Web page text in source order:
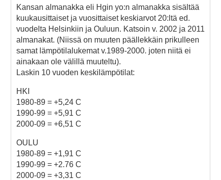
Kansan almanakka eli Hgin yo:n almanakka sisältää
kuukausittaiset ja vuosittaiset keskiarvot 20:ltä ed.
vuodelta Helsinkiin ja Ouluun. Katsoin v. 2002 ja 2011
almanakat. (Niissä on muuten päällekkäin prikulleen
samat lämpötilalukemat v.1989-2000. joten niitä ei
ainakaan ole välillä muuteltu).
Laskin 10 vuoden keskilämpötilat:
HKI
1980-89 = +5,24 C
1990-99 = +5,91 C
2000-09 = +6,51 C
OULU
1980-89 = +1,91 C
1990-99 = +2.76 C
2000-09 = +3,31 C